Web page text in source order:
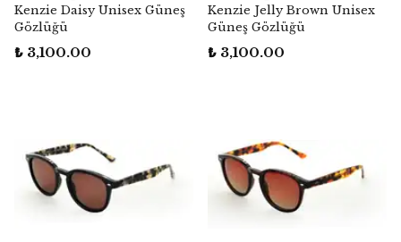
Kenzie Daisy Unisex Güneş
Gözlüğü
₺ 3,100.00
Kenzie Jelly Brown Unisex
Güneş Gözlüğü
₺ 3,100.00